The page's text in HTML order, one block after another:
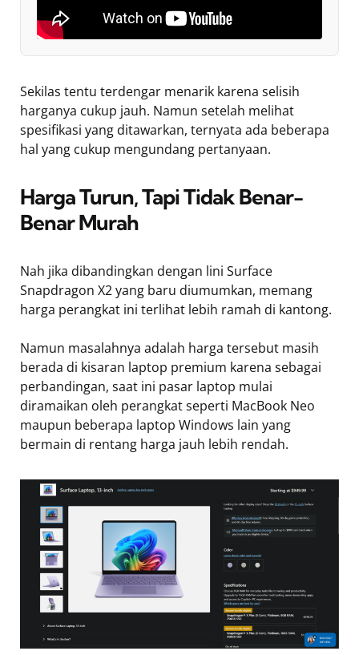
Sekilas tentu terdengar menarik karena selisih
harganya cukup jauh. Namun setelah melihat
spesifikasi yang ditawarkan, ternyata ada beberapa
hal yang cukup mengundang pertanyaan.
Harga Turun, Tapi Tidak Benar-
Benar Murah
Nah jika dibandingkan dengan lini Surface
Snapdragon X2 yang baru diumumkan, memang
harga perangkat ini terlihat lebih ramah di kantong.
Namun masalahnya adalah harga tersebut masih
berada di kisaran laptop premium karena sebagai
perbandingan, saat ini pasar laptop mulai
diramaikan oleh perangkat seperti MacBook Neo
maupun beberapa laptop Windows lain yang
bermain di rentang harga jauh lebih rendah.